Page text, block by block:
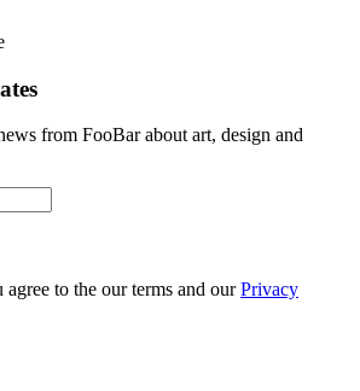
from FooBar about art, design and
to the our terms and ourPrivacy